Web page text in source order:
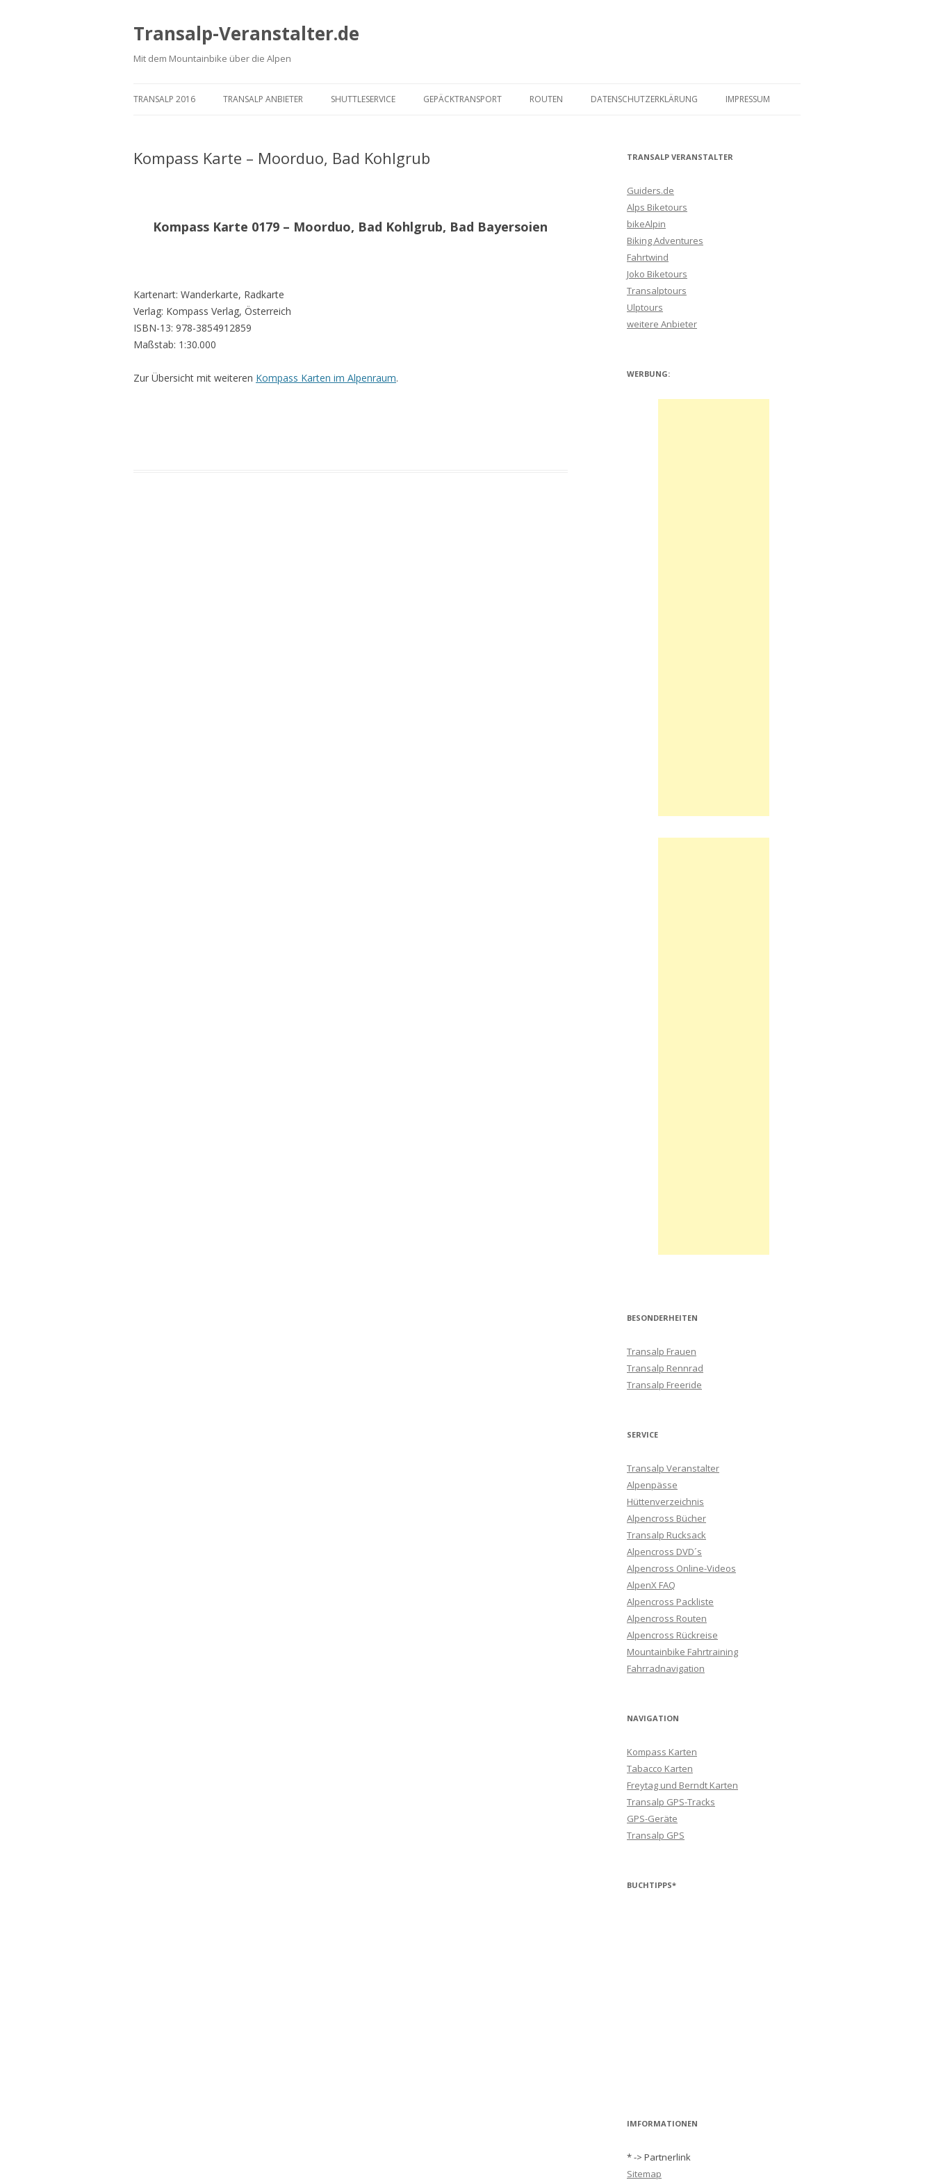
Transalp-Veranstalter.de
Mit dem Mountainbike über die Alpen
Inhalt
TRANSALP 2016 TRANSALP ANBIETER SHUTTLESERVICE GEPÄCKTRANSPORT ROUTEN DATENSCHUTZERKLÄRUNG IMPRESSUM
Kompass Karte – Moorduo, Bad Kohlgrub
Kompass Karte 0179 – Moorduo, Bad Kohlgrub, Bad Bayersoien
Kartenart: Wanderkarte, Radkarte
Verlag: Kompass Verlag, Österreich
ISBN-13: 978-3854912859
Maßstab: 1:30.000
Zur Übersicht mit weiteren Kompass Karten im Alpenraum.
TRANSALP VERANSTALTER
Guiders.de
Alps Biketours
bikeAlpin
Biking Adventures
Fahrtwind
Joko Biketours
Transalptours
Ulptours
weitere Anbieter
WERBUNG:
BESONDERHEITEN
Transalp Frauen
Transalp Rennrad
Transalp Freeride
SERVICE
Transalp Veranstalter
Alpenpässe
Hüttenverzeichnis
Alpencross Bücher
Transalp Rucksack
Alpencross DVD´s
Alpencross Online-Videos
AlpenX FAQ
Alpencross Packliste
Alpencross Routen
Alpencross Rückreise
Mountainbike Fahrtraining
Fahrradnavigation
NAVIGATION
Kompass Karten
Tabacco Karten
Freytag und Berndt Karten
Transalp GPS-Tracks
GPS-Geräte
Transalp GPS
BUCHTIPPS*
IMFORMATIONEN
* -> Partnerlink
Sitemap